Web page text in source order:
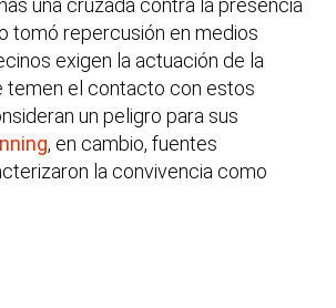
una cruzada contra la presencia
tomó repercusión en medios
exigen la actuación de la
temen el contacto con estos
un peligro para sus
, en cambio, fuentes
la convivencia como